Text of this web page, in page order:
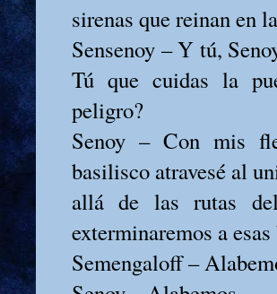
sirenas que reinan en
Sensenoy – Y tú,
Tú que cuidas la
peligro?
Senoy – Con mis
basilisco atravesé al
allá de las rutas
exterminaremos a
Semengaloff –